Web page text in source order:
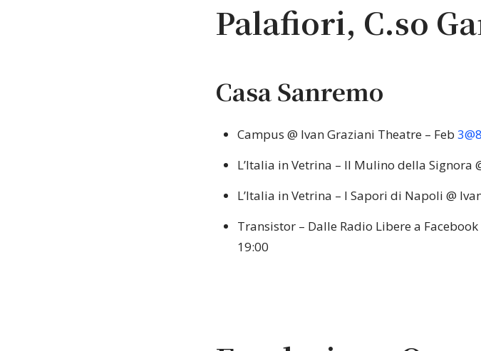
Palafiori, C.so
Casa Sanremo
Campus @ Ivan Graziani Theatre – Feb
L’Italia in Vetrina – Il Mulino della Signora
L’Italia in Vetrina – I Sapori di Napoli @
Transistor – Dalle Radio Libere a
19:00